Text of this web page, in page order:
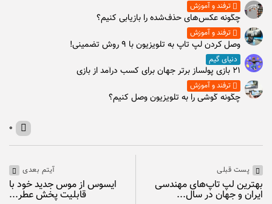
ترفند و آموزش
چگونه عکس‌های حذف‌شده را بازیابی کنیم؟
ترفند و آموزش
وصل كردن لپ تاپ به تلويزيون با ۹ روش تضمینی!
دنیای گیم
۲۱ بازی پولساز برتر جهان برای کسب درآمد از بازی
ترفند و آموزش
چگونه گوشی را به تلویزیون وصل کنیم؟
۰
پست قبلی
بهترین لپ تاپ‌های مهندسی
ایران و جهان در سال...
آیتم بعدی
ایسوس از موس جدید خود با
قابلیت پخش عطر...